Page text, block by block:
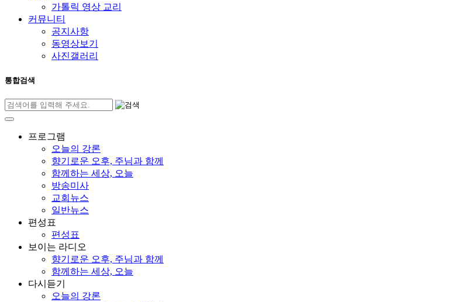
가톨릭 영상 교리
커뮤니티
공지사항
동영상보기
사진갤러리
통합검색
프로그램
오늘의 강론
향기로운 오후, 주님과 함께
함께하는 세상, 오늘
방송미사
교회뉴스
일반뉴스
편성표
편성표
보이는 라디오
향기로운 오후, 주님과 함께
함께하는 세상, 오늘
다시듣기
오늘의 강론